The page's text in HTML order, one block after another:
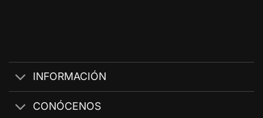
INFORMACIÓN
CONÓCENOS